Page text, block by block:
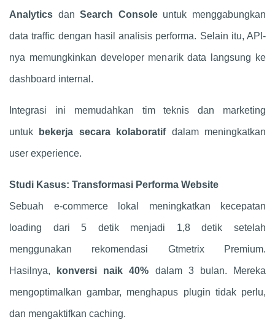
Analytics danSearch Consoleuntuk menggabungkan
data traffic dengan hasil analisis performa. Selain itu, API-
nya memungkinkan developer menarik data langsung ke
dashboard internal.
Integrasi ini memudahkan tim teknis dan marketing
untuk bekerja secara kolaboratifdalam meningkatkan
user experience.
Studi Kasus: Transformasi Performa Website
Sebuah e-commerce lokal meningkatkan kecepatan
loading dari 5 detik menjadi 1,8 detik setelah
menggunakan rekomendasi Gtmetrix Premium.
Hasilnya, konversi naik 40% dalam 3 bulan. Mereka
mengoptimalkan gambar, menghapus plugin tidak perlu,
dan mengaktifkan caching.